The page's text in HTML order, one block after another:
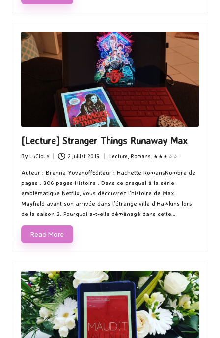
[Lecture] Stranger Things Runaway Max
Posted
by
By LuCioLe 2 juillet 2019
Posted
in
Lecture Romans, ★★★☆☆
Auteur : Brenna YovanoffEditeur : Hachette RomansNombre de
pages : 306 pages Histoire : Dans ce prequel à la série
emblématique Netflix, vous découvrez l’histoire de Max
Mayfield avant son arrivée dans l’étrange ville d’Hawkins lors
de la saison 2. Pourquoi a-t-elle déménagé dans cette…
Read More